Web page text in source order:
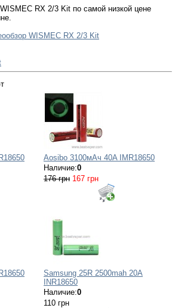
RX 2/3 Kit по самой низкой цене
WISMEC RX 2/3 Kit
Aosibo 3100мАч 40A IMR18650
Наличие:0
176 грн 167 грн
Samsung 25R 2500mah 20A
INR18650
Наличие:0
110 грн